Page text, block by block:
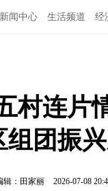
新闻中心 生活频道 经
村连
团振
辑：田家丽 2026-07-08